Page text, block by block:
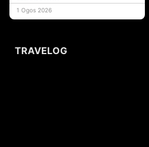
yang memberi ma
1 Ogos 2026
TRAVELOG